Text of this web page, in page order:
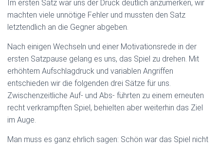
Im ersten Satz war uns der Druck deutlich anzumerken, wir
machten viele unnötige Fehler und mussten den Satz
letztendlich an die Gegner abgeben.
Nach einigen Wechseln und einer Motivationsrede in der
ersten Satzpause gelang es uns, das Spiel zu drehen. Mit
erhöhtem Aufschlagdruck und variablen Angriffen
entschieden wir die folgenden drei Sätze für uns.
Zwischenzeitliche Auf- und Abs- führten zu einem erneuten
recht verkrampften Spiel, behielten aber weiterhin das Ziel
im Auge.
Man muss es ganz ehrlich sagen: Schön war das Spiel nicht